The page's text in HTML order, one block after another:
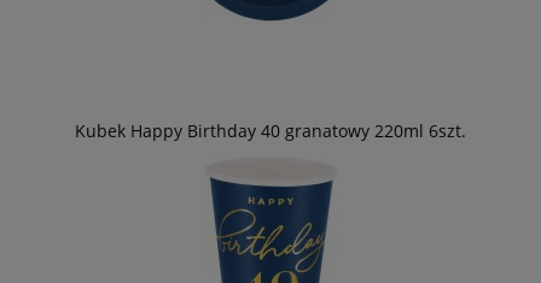
Kubek Happy Birthday 40 granatowy 220ml 6szt.